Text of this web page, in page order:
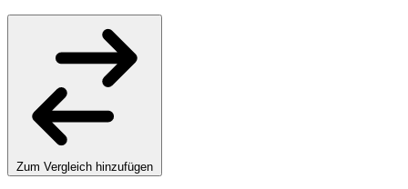
Zum Vergleich hinzufügen